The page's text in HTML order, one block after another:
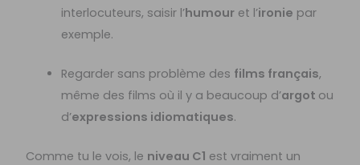
interlocuteurs, saisir l’humour et l’ironie par
exemple.
Regarder sans problème des films français,
même des films où il y a beaucoup d’argot ou
d’expressions idiomatiques.
Comme tu le vois, le niveau C1 est vraiment un